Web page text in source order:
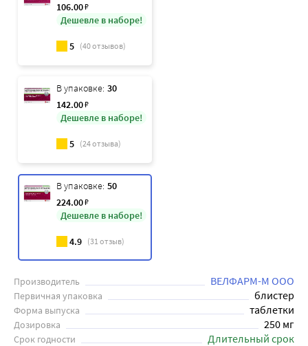
106.00₽
Дешевле в наборе!
5 (40отзывов)
В упаковке: 30
142.00₽
Дешевле в наборе!
5 (24отзыва)
В упаковке: 50
224.00₽
Дешевле в наборе!
4.9 (31отзыв)
Производитель ВЕЛФАРМ-М ООО
Первичная упаковка блистер
Форма выпуска таблетки
Дозировка 250 мг
Срок годности Длительный срок